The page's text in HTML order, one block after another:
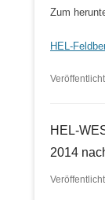
Zum
HEL-
HEL-
2014